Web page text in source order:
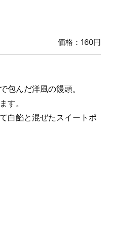
価格：160円
包んだ洋風の饅頭。
す。
白餡と混ぜたスイートポ